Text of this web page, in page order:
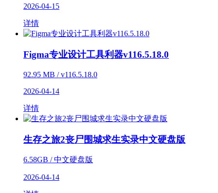
2026-04-15
详情
Figma专业设计工具利器v116.5.18.0
92.95 MB / v116.5.18.0
2026-04-14
详情
生存之旅2丧尸围城求生实录中文硬盘版
6.58GB / 中文硬盘版
2026-04-14